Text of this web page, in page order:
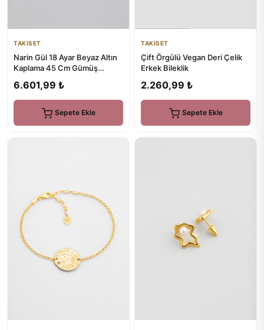
TAKISET
Narin Gül 18 Ayar Beyaz Altın
Kaplama 45 Cm Gümüş
6.601,99 ₺
Sepete Ekle
TAKISET
Çift Örgülü Vegan Deri Çelik
Erkek Bileklik
2.260,99 ₺
Sepete Ekle